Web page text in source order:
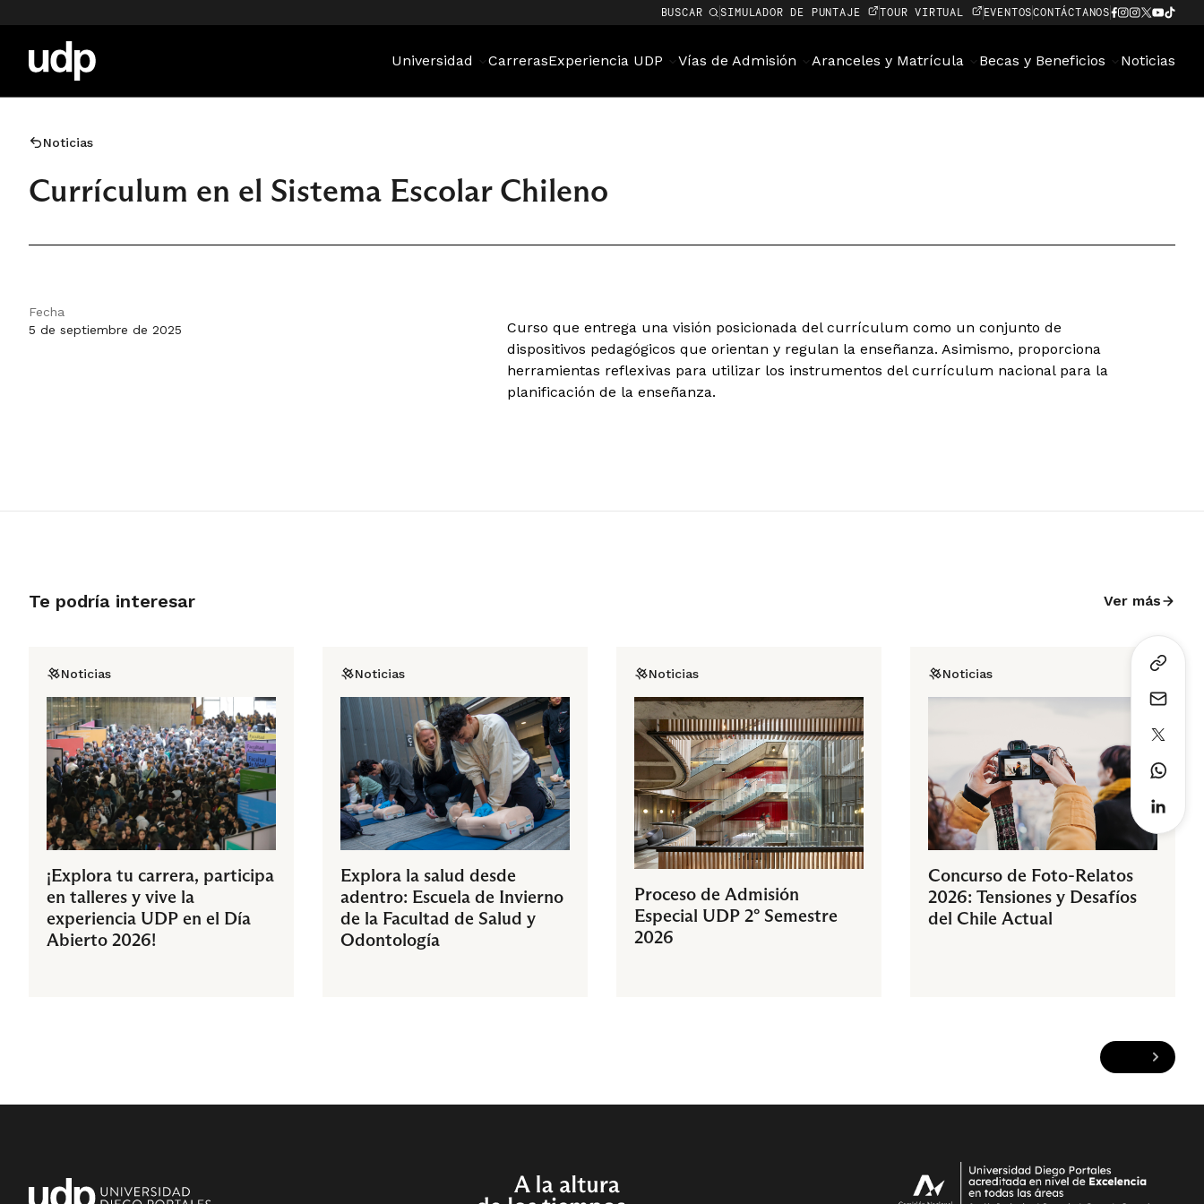
BUSCAR SIMULADOR DE PUNTAJE TOUR VIRTUAL EVENTOSCONTÁCTANOS
Universidad CarrerasExperiencia UDP Vías de Admisión Aranceles y Matrícula Becas y Beneficios Noticias
Noticias
Currículum en el Sistema Escolar Chileno
Fecha
5 de septiembre de 2025
Curso que entrega una visión posicionada del currículum como un conjunto de
dispositivos pedagógicos que orientan y regulan la enseñanza. Asimismo, proporciona
herramientas reflexivas para utilizar los instrumentos del currículum nacional para la
planificación de la enseñanza.
Te podría interesar Ver más
Noticias
¡Explora tu carrera, participa
en talleres y vive la
experiencia UDP en el Día
Abierto 2026!
Noticias
Explora la salud desde
adentro: Escuela de Invierno
de la Facultad de Salud y
Odontología
Noticias
Proceso de Admisión
Especial UDP 2° Semestre
2026
Noticias
Concurso de Foto-Relatos
2026: Tensiones y Desafíos
del Chile Actual